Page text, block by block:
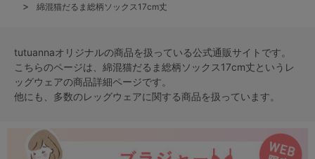
綿混猫だるま総柄ソックス17cm丈
tutuannaオリジナルの商品を扱っている公式通販サイトです。
こちらのページは、綿混猫だるま総柄ソックス17cm丈という レ
ッグウェアの商品詳細ページです。
他にも、多数のレッグウェアに関する商品を扱っています。